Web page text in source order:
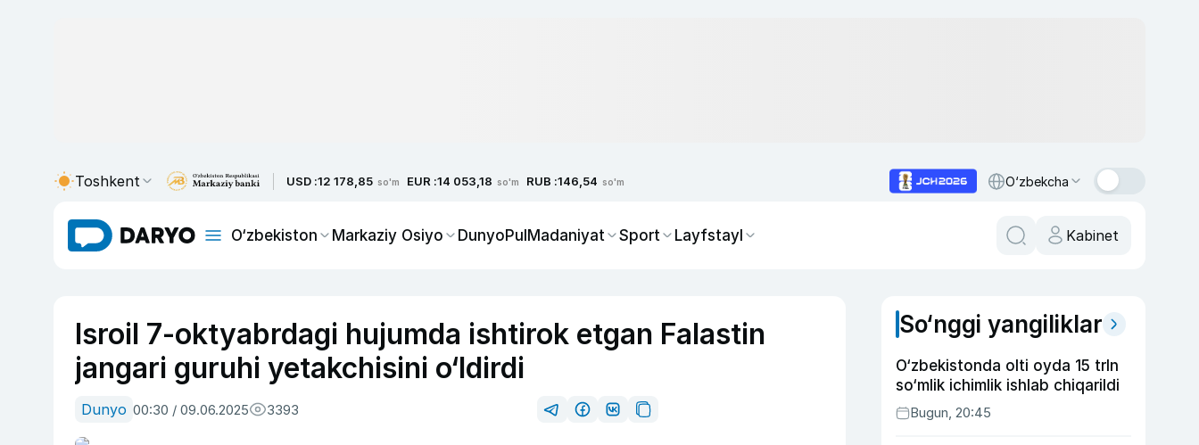
Toshkent USD :12 178,85 so'm EUR :14 053,18 so'm RUB :146,54 so'm O‘zbekcha
O‘zbekiston Markaziy Osiyo DunyoPulMadaniyat Sport Layfstayl Kabinet
Isroil 7-oktyabrdagi hujumda ishtirok etgan Falastin
jangari guruhi yetakchisini o‘ldirdi
Dunyo 00:30 / 09.06.2025 3393
So‘nggi yangiliklar
O‘zbekistonda olti oyda 15 trln
so‘mlik ichimlik ishlab chiqarildi
Bugun, 20:45